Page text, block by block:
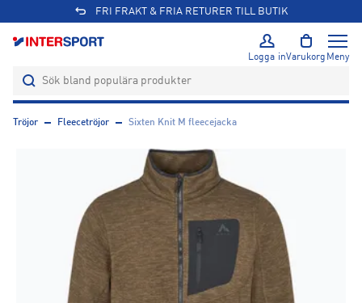
FRI FRAKT & FRIA RETURER TILL BUTIK
Logga inVarukorg Meny
Tröjor Fleecetröjor Sixten Knit M fleecejacka